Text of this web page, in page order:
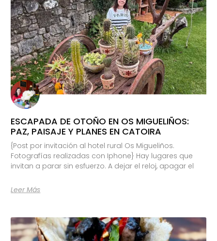
ESCAPADA DE OTOÑO EN OS MIGUELIÑOS:
PAZ, PAISAJE Y PLANES EN CATOIRA
{Post por invitación al hotel rural Os Migueliños.
Fotografías realizadas con Iphone} Hay lugares que
invitan a parar sin esfuerzo. A dejar el reloj, apagar el
Leer Más